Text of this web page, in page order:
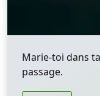
Marie-toi dans
passage.